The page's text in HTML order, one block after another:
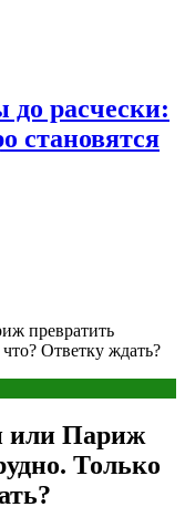
до расчески:
становятся
превратить
Ответку ждать?
или Париж
Только